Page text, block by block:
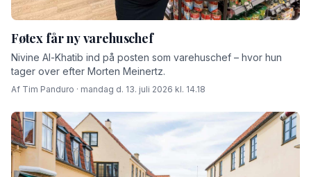
Føtex får ny varehuschef
Nivine Al-Khatib ind på posten som varehuschef – hvor hun
tager over efter Morten Meinertz.
Af Tim Panduro · mandag d. 13. juli 2026 kl. 14.18